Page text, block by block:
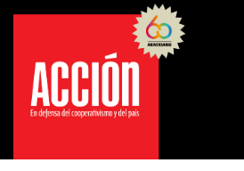
Saltar
contenido